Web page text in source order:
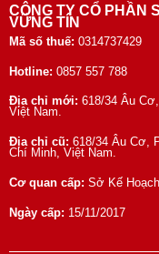
CÔNG TY CỔ PHẦN
VỮNG TÍN
Mã số thuế: 0314737429
Hotline: 0857 557 788
Địa chỉ mới: 618/34 Âu
Việt Nam.
Địa chỉ cũ: 618/34 Âu Cơ,
Chí Minh, Việt Nam.
Cơ quan cấp: Sở Kế
Ngày cấp: 15/11/2017